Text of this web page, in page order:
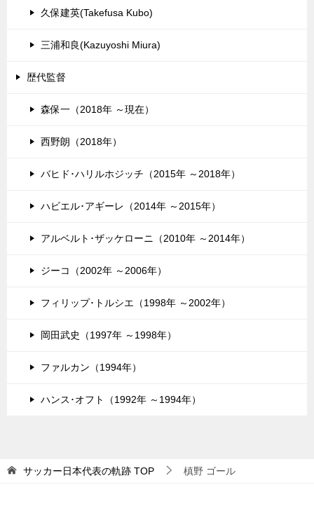
久保建英(Takefusa Kubo)
三浦和良(Kazuyoshi Miura)
歴代監督
森保一（2018年 ～現在）
西野朗（2018年）
バヒド･ハリルホジッチ（2015年 ～2018年）
ハビエル･アギーレ（2014年 ～2015年）
アルベルト･ザッケローニ（2010年 ～2014年）
ジーコ（2002年 ～2006年）
フィリップ･トルシエ（1998年 ～2002年）
岡田武史（1997年 ～1998年）
ファルカン（1994年）
ハンス･オフト（1992年 ～1994年）
サッカー日本代表の軌跡 TOP 槙野 ゴール